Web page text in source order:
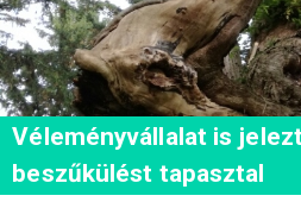
Véleményvállalat is
beszűkülést tapasztal